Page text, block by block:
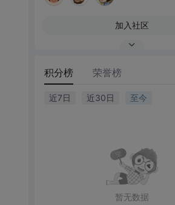
加入社区
积分榜 荣誉榜
近7日 近30日 至今
暂无数据